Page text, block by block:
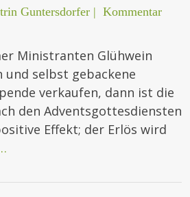
Guntersdorfer | Kommentar
Ministranten Glühwein
und selbst gebackene
verkaufen, dann ist die
den Adventsgottesdiensten
Effekt; der Erlös wird